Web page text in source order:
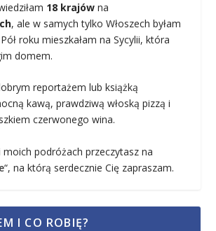
18 krajów na
, ale w samych tylko Włoszech byłam
roku mieszkałam na Sycylii, która
domem.
reportażem lub książką
kawą, prawdziwą włoską pizzą i
czerwonego wina.
podróżach przeczytasz na
“, na którą serdecznie Cię zapraszam.
I CO ROBIĘ?